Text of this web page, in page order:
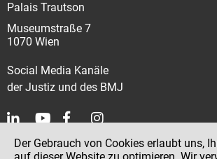
Palais Trautson
Museumstraße 7
1070 Wien
Social Media Kanäle
der Justiz und des BMJ
Kontakt
Der Gebrauch von Cookies erlaubt uns,